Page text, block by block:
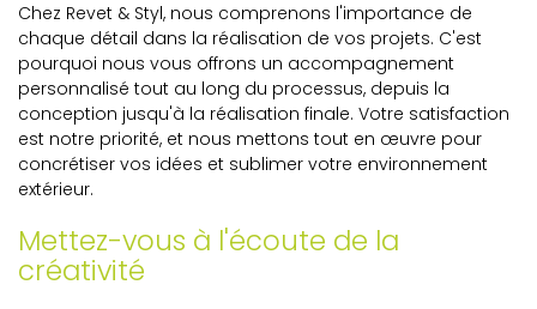
Chez Revet & Styl, nous comprenons l'importance de
chaque détail dans la réalisation de vos projets. C'est
pourquoi nous vous offrons un accompagnement
personnalisé tout au long du processus, depuis la
conception jusqu'à la réalisation finale. Votre satisfaction
est notre priorité, et nous mettons tout en œuvre pour
concrétiser vos idées et sublimer votre environnement
extérieur.
Mettez-vous à l'écoute de la
créativité